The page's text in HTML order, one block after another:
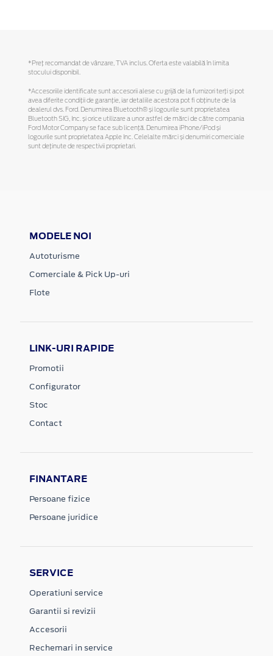
*Preţ recomandat de vânzare, TVA inclus. Oferta este valabilă în limita
stocului disponibil.
*Accesoriile identificate sunt accesorii alese cu grijă de la furnizori terți și pot
avea diferite condiții de garanție, iar detaliile acestora pot fi obținute de la
dealerul dvs. Ford. Denumirea Bluetooth® și logourile sunt proprietatea
Bluetooth SIG, Inc. și orice utilizare a unor astfel de mărci de către compania
Ford Motor Company se face sub licență. Denumirea iPhone/iPod și
logourile sunt proprietatea Apple Inc. Celelalte mărci și denumiri comerciale
sunt deținute de respectivii proprietari.
MODELE NOI
Autoturisme
Comerciale & Pick Up-uri
Flote
LINK-URI RAPIDE
Promotii
Configurator
Stoc
Contact
FINANTARE
Persoane fizice
Persoane juridice
SERVICE
Operatiuni service
Garantii si revizii
Accesorii
Rechemari in service